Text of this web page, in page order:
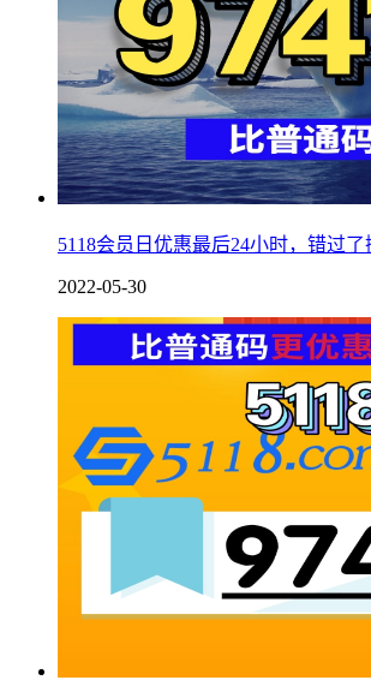
5118会员日优惠最后24小时，错过了
2022-05-30